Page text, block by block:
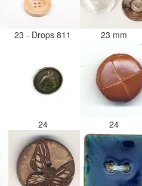
23 - Drops 811 23 mm
24 24